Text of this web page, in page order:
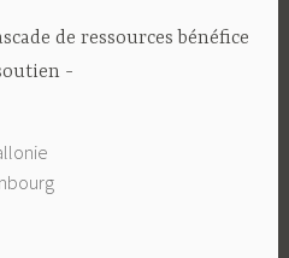
de ressources bénéfice